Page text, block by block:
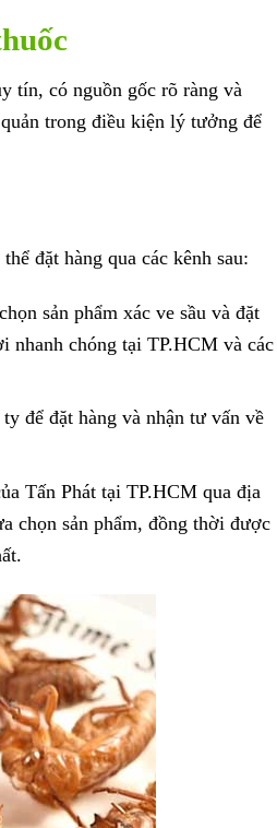
tín, có nguồn gốc rõ ràng và
trong điều kiện lý tưởng để
đặt hàng qua các kênh sau:
sản phẩm xác ve sầu và đặt
nhanh chóng tại TP.HCM và các
ty để đặt hàng và nhận tư vấn về
Tấn Phát tại TP.HCM qua địa
chọn sản phẩm, đồng thời được